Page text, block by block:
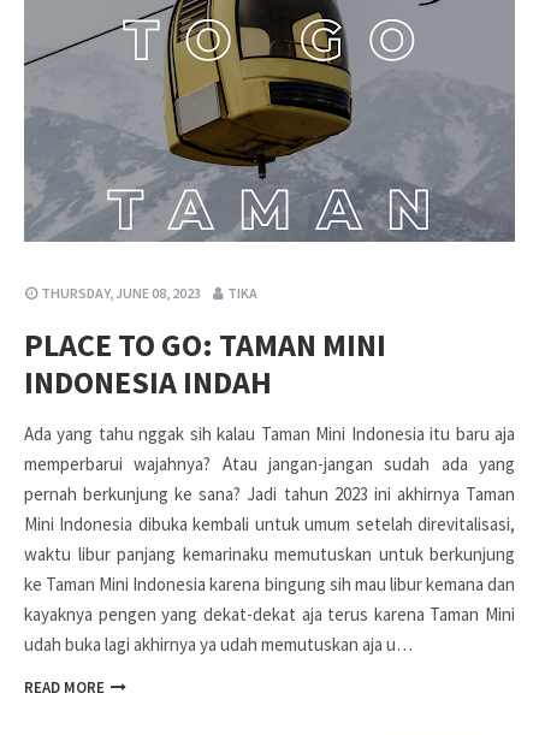
THURSDAY, JUNE 08, 2023 TIKA
PLACE TO GO: TAMAN MINI
INDONESIA INDAH
Ada yang tahu nggak sih kalau Taman Mini Indonesia itu baru aja
memperbarui wajahnya? Atau jangan-jangan sudah ada yang
pernah berkunjung ke sana? Jadi tahun 2023 ini akhirnya Taman
Mini Indonesia dibuka kembali untuk umum setelah direvitalisasi,
waktu libur panjang kemarinaku memutuskan untuk berkunjung
ke Taman Mini Indonesia karena bingung sih mau libur kemana dan
kayaknya pengen yang dekat-dekat aja terus karena Taman Mini
udah buka lagi akhirnya ya udah memutuskan aja u…
READ MORE